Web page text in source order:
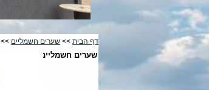
דף הבית >> שערים חשמליים >>
שערים חשמליים בבית שמש